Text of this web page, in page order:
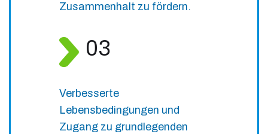
Zusammenhalt zu fördern.
03
Verbesserte
Lebensbedingungen und
Zugang zu grundlegenden